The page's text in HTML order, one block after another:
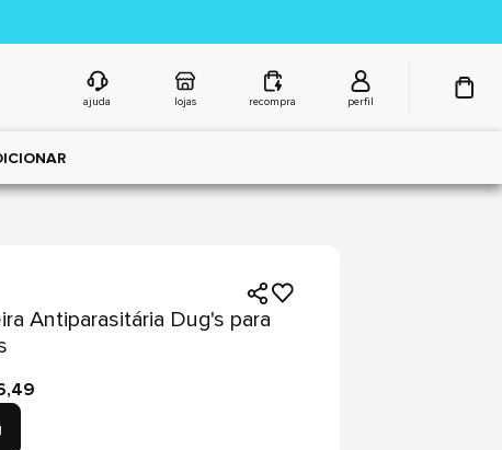
ajuda lojas recompra perfil
Antiparasitária Dug's para